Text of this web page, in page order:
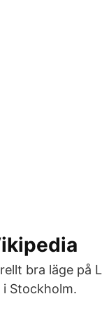
bra läge på
Stockholm.